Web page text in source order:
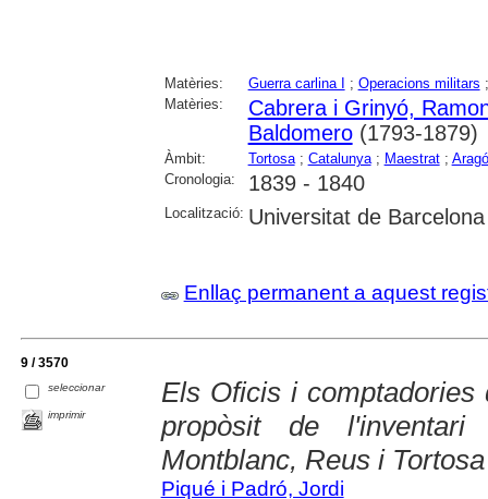
Matèries: Guerra carlina I ; Operacions militars
Matèries:
Cabrera i Grinyó,
Baldomero(1793-1879)
Àmbit: Tortosa; Catalunya; Maestrat; Aragó
Cronologia:
1839 - 1840
Localització: Universitat de Barcelona
Enllaç permanent a aquest
9 / 3570
seleccionar
imprimir
Els Oficis i comptadories
propòsit de
Montblanc, Reus i Tortosa
Piqué i Padró, Jordi